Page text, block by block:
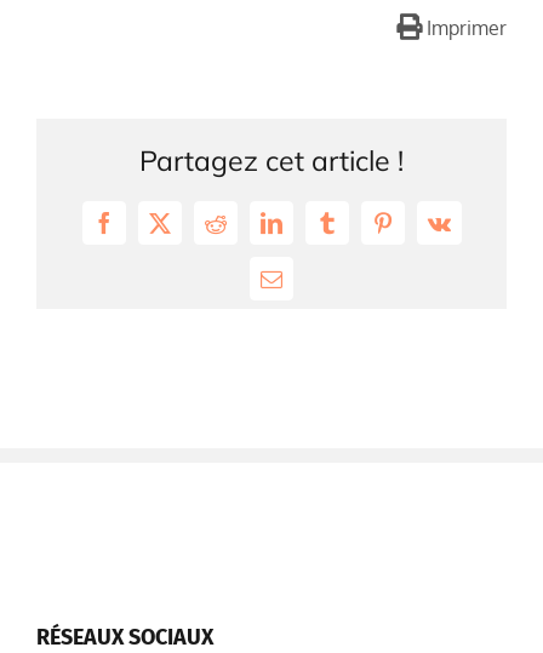
Imprimer
Partagez cet article !
Facebook
X RedditLinkedInTumblrPinterest
Vk
Email
RÉSEAUX SOCIAUX